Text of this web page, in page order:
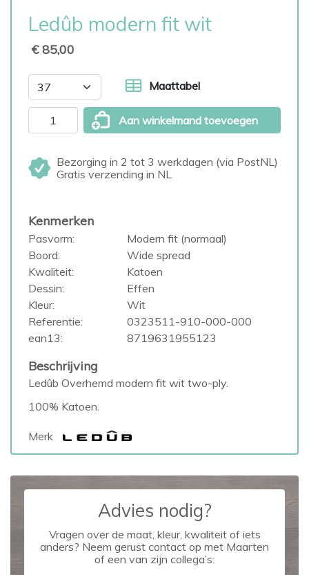
Ledûb modern fit wit
€ 85,00
Maattabel
Aan winkelmand toevoegen
Bezorging in 2 tot 3 werkdagen (via PostNL)
Gratis verzending in NL
Kenmerken
Pasvorm:
Modern fit (normaal)
Boord:
Wide spread
Kwaliteit:
Katoen
Dessin:
Effen
Kleur:
Wit
Referentie:
0323511-910-000-000
ean13:
8719631955123
Beschrijving
Ledûb Overhemd modern fit wit two-ply.
100% Katoen.
Merk
Advies nodig?
Vragen over de maat, kleur, kwaliteit of iets
anders? Neem gerust contact op met Maarten
of een van zijn collega’s: